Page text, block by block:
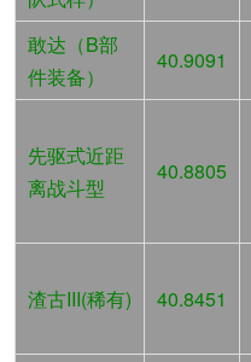
敢达（B部
件装备）
40.9091
先驱式近距
离战斗型
40.8805
渣古III(稀有) 40.8451